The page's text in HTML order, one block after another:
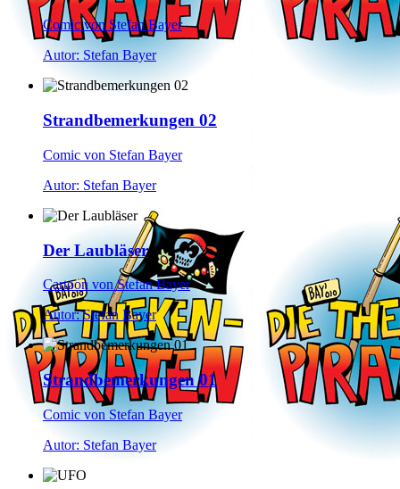
Comic von Stefan Bayer
Autor: Stefan Bayer
Strandbemerkungen 02
Comic von Stefan Bayer
Autor: Stefan Bayer
Der Laubläser
Cartoon von Stefan Bayer
Autor: Stefan Bayer
Strandbemerkungen 01
Comic von Stefan Bayer
Autor: Stefan Bayer